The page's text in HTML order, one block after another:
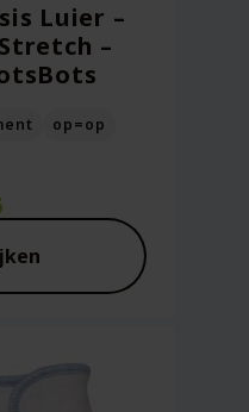
Luier –
–
op=op